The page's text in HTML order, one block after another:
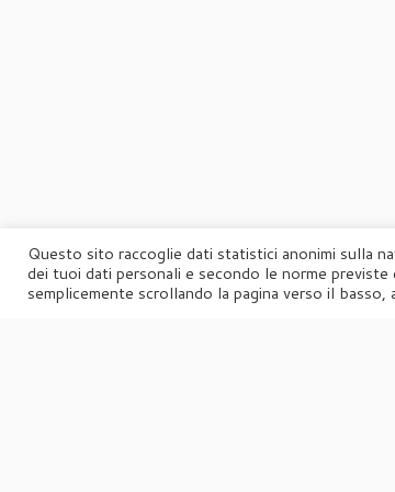
Questo sito raccoglie dati statistici anonimi sulla
dei tuoi dati personali e secondo le norme
semplicemente scrollando la pagina verso il